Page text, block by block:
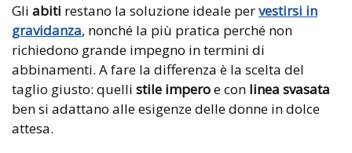
Gli abiti restano la soluzione ideale pervestirsi in
gravidanza, nonché la più pratica perché non
richiedono grande impegno in termini di
abbinamenti. A fare la differenza è la scelta del
taglio giusto: quelli stile imperoe con linea svasata
ben si adattano alle esigenze delle donne in dolce
attesa.